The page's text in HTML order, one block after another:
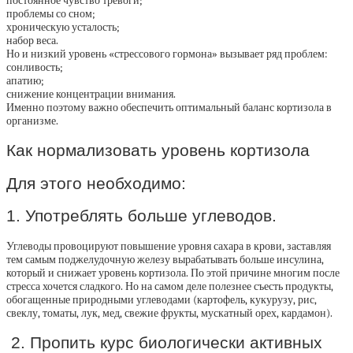
проблемы со сном;
хроническую усталость;
набор веса.
Но и низкий уровень «стрессового гормона» вызывает ряд проблем:
сонливость;
апатию;
снижение концентрации внимания.
Именно поэтому важно обеспечить оптимальный баланс кортизола в
организме.
Как нормализовать уровень кортизола
Для этого необходимо:
1. Употреблять больше углеводов.
Углеводы провоцируют повышение уровня сахара в крови, заставляя
тем самым поджелудочную железу вырабатывать больше инсулина,
который и снижает уровень кортизола. По этой причине многим после
стресса хочется сладкого. Но на самом деле полезнее съесть продукты,
обогащенные природными углеводами (картофель, кукурузу, рис,
свеклу, томаты, лук, мед, свежие фрукты, мускатный орех, кардамон).
2. Пропить курс биологически активных